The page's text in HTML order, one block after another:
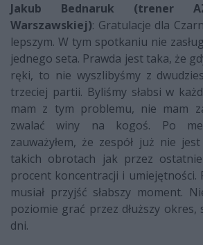
Jakub Bednaruk (trener
Warszawskiej): Gratulacje dla
lepszym. W tym spotkaniu nie
jednego seta. Prawda jest taka, że
ręki, to nie wyszlibyśmy z
trzeciej partii. Byliśmy słabsi w
mam z tym problemu, nie mam
zwalać winy na kogoś. Po
zauważyłem, że zespół już nie
takich obrotach jak przez
procent koncentracji i umiejętności.
musiał przyjść słabszy moment.
poziomie grać przez dłuższy okres,
dni.